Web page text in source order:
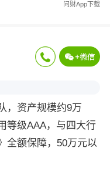
问财App下载
，资产规模约9万
等级AAA，与四大行
全额保障，50万元以